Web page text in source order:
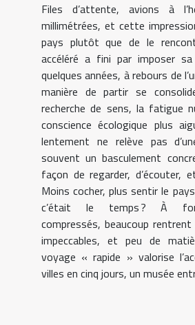
Files d’attente, avions à
millimétrées, et cette
pays plutôt que de le
accéléré a fini par imposer sa
quelques années, à rebours de
manière de partir se
recherche de sens, la fatigue
conscience écologique plus
lentement ne relève pas
souvent un basculement
façon de regarder, d’écouter,
Moins cocher, plus sentir le
c’était le temps ? À
compressés, beaucoup
impeccables, et peu de
voyage « rapide » valorise
villes en cinq jours, un musée